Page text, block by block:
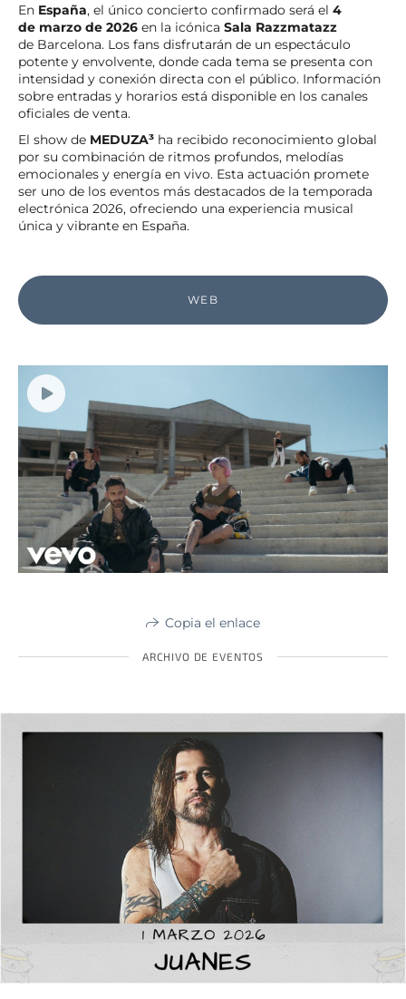
En España, el único concierto confirmado será el 4
de marzo de 2026 en la icónica Sala Razzmatazz
de Barcelona. Los fans disfrutarán de un espectáculo
potente y envolvente, donde cada tema se presenta con
intensidad y conexión directa con el público. Información
sobre entradas y horarios está disponible en los canales
oficiales de venta.
El show de MEDUZA³ ha recibido reconocimiento global
por su combinación de ritmos profundos, melodías
emocionales y energía en vivo. Esta actuación promete
ser uno de los eventos más destacados de la temporada
electrónica 2026, ofreciendo una experiencia musical
única y vibrante en España.
WEB
Copia el enlace
ARCHIVO DE EVENTOS